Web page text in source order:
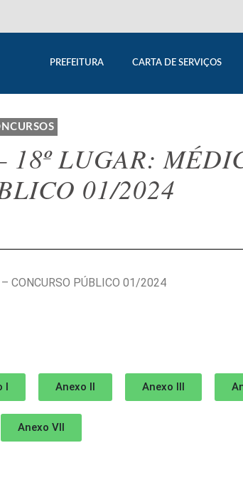
PREFEITURA CARTA DE SERVIÇOS
18º LUGAR:
01/2024
CONCURSO PÚBLICO 01/2024
I Anexo II Anexo III
Anexo VII